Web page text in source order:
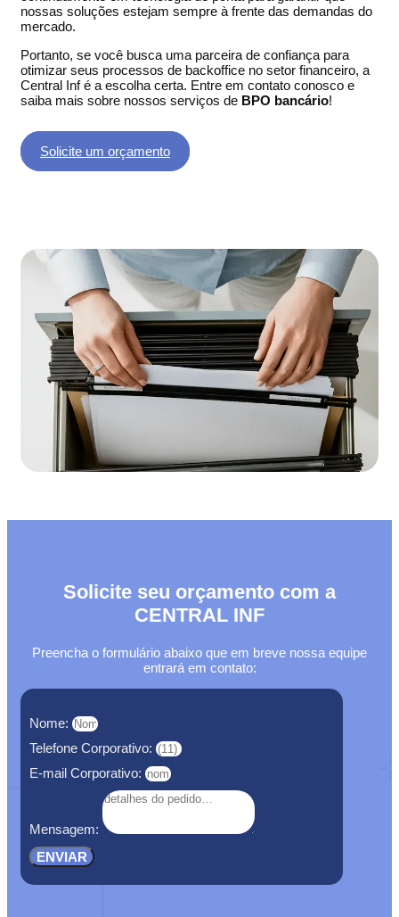
nossas soluções estejam sempre à frente das demandas do
mercado.
Portanto, se você busca uma parceira de confiança para
otimizar seus processos de backoffice no setor financeiro, a
Central Inf é a escolha certa. Entre em contato conosco e
saiba mais sobre nossos serviços de BPO bancário!
Solicite um orçamento
Solicite seu orçamento com a
CENTRAL INF
Preencha o formulário abaixo que em breve nossa equipe
entrará em contato:
Nome:
Telefone Corporativo:
E-mail Corporativo:
Mensagem:
ENVIAR